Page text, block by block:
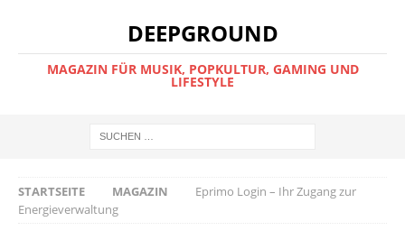
DEEPGROUND
MAGAZIN FÜR MUSIK, POPKULTUR, GAMING UND
LIFESTYLE
STARTSEITE MAGAZIN
Eprimo Login – Ihr Zugang zur
Energieverwaltung